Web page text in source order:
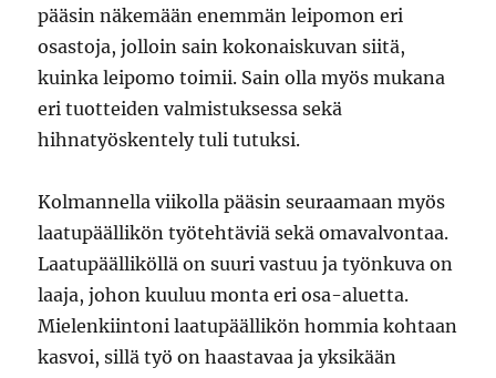
pääsin näkemään enemmän leipomon eri
osastoja, jolloin sain kokonaiskuvan siitä,
kuinka leipomo toimii. Sain olla myös mukana
eri tuotteiden valmistuksessa sekä
hihnatyöskentely tuli tutuksi.
Kolmannella viikolla pääsin seuraamaan myös
laatupäällikön työtehtäviä sekä omavalvontaa.
Laatupäälliköllä on suuri vastuu ja työnkuva on
laaja, johon kuuluu monta eri osa-aluetta.
Mielenkiintoni laatupäällikön hommia kohtaan
kasvoi, sillä työ on haastavaa ja yksikään